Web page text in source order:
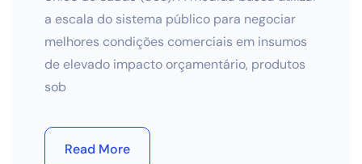
a escala do sistema público para negociar
melhores condições comerciais em insumos
de elevado impacto orçamentário, produtos
sob
Read More